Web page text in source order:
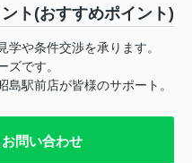
ト(おすすめポイント)
や条件交渉を承ります。
ズです。
駅前店が皆様のサポート。
問い合わせ